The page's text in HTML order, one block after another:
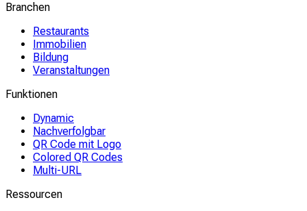
Branchen
Restaurants
Immobilien
Bildung
Veranstaltungen
Funktionen
Dynamic
Nachverfolgbar
QR Code mit Logo
Colored QR Codes
Multi-URL
Ressourcen